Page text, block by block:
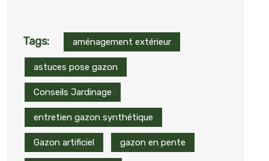
Tags: aménagement extérieur
astuces pose gazon
Conseils Jardinage
entretien gazon synthétique
Gazon artificiel gazon en pente